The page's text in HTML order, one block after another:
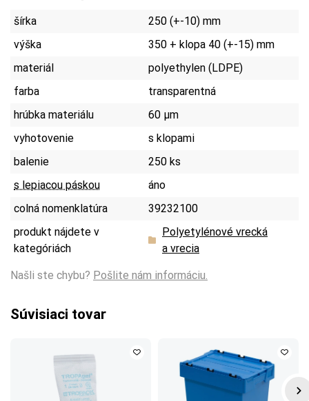
šírka
250 (+-10) mm
výška
350 + klopa 40 (+-15) mm
materiál
polyethylen (LDPE)
farba
transparentná
hrúbka materiálu
60 µm
vyhotovenie
s klopami
balenie
250 ks
s lepiacou páskou
áno
colná nomenklatúra
39232100
produkt nájdete v
kategóriách
Polyetylénové vrecká
a vrecia
Našli ste chybu? Pošlite nám informáciu.
Súvisiaci tovar